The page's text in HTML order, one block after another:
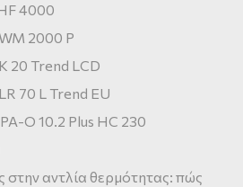
4000
2000 P
20 Trend LCD
70 L Trend EU
O 10.2 Plus HC 230
στην αντλία θερμότητας: πώς